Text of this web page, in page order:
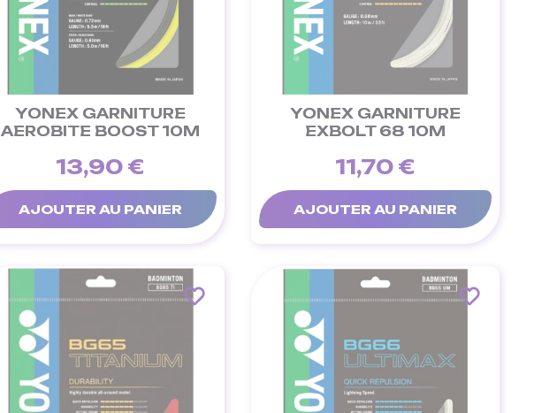
YONEX GARNITURE
AEROBITE BOOST 10M
13,90 €
AJOUTER AU PANIER
YONEX GARNITURE
EXBOLT 68 10M
11,70 €
AJOUTER AU PANIER